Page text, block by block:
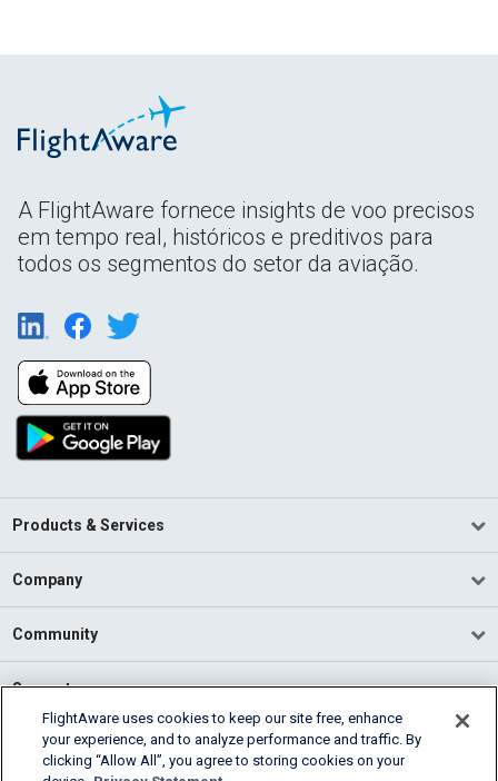
A FlightAware fornece insights de voo precisos
em tempo real, históricos e preditivos para
todos os segmentos do setor da aviação.
Products & Services
Company
Community
Support
English (USA)
2026 FlightAware
FlightAware uses cookies to keep our site free, enhance
your experience, and to analyze performance and traffic. By
clicking “Allow All”, you agree to storing cookies on your